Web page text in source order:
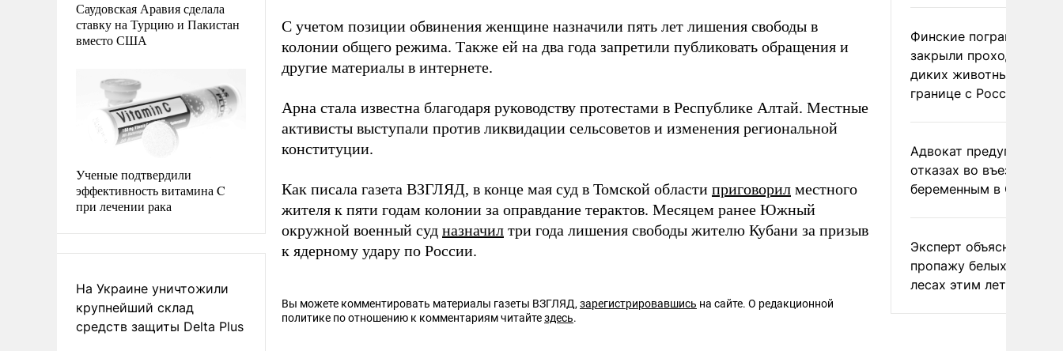
Саудовская Аравия сделала
ставку на Турцию и Пакистан
вместо США
Ученые подтвердили
эффективность витамина C
при лечении рака
На Украине уничтожили
крупнейший склад
средств защиты Delta Plus
С учетом позиции обвинения женщине назначили пять лет лишения свободы в
колонии общего режима. Также ей на два года запретили публиковать обращения и
другие материалы в интернете.
Арна стала известна благодаря руководству протестами в Республике Алтай. Местные
активисты выступали против ликвидации сельсоветов и изменения региональной
конституции.
Как писала газета ВЗГЛЯД, в конце мая суд в Томской области приговорил местного
жителя к пяти годам колонии за оправдание терактов. Месяцем ранее Южный
окружной военный суд назначил три года лишения свободы жителю Кубани за призыв
к ядерному удару по России.
Вы можете комментировать материалы газеты ВЗГЛЯД, зарегистрировавшись на сайте. О редакционной
политике по отношению к комментариям читайтездесь.
Финские пограничники
закрыли проходы для
диких животных на
границе с Россией
Адвокат предупредил
отказах во въезде
беременным в США
Эксперт объяснил
пропажу белых грибов
лесах этим летом